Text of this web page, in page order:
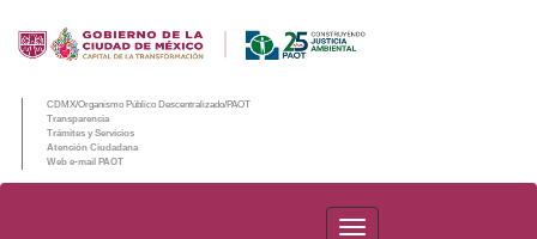
CDMX/Organismo Público Descentralizado/PAOT
Transparencia
Trámites y Servicios
Atención Ciudadana
Web e-mail PAOT
PAOT